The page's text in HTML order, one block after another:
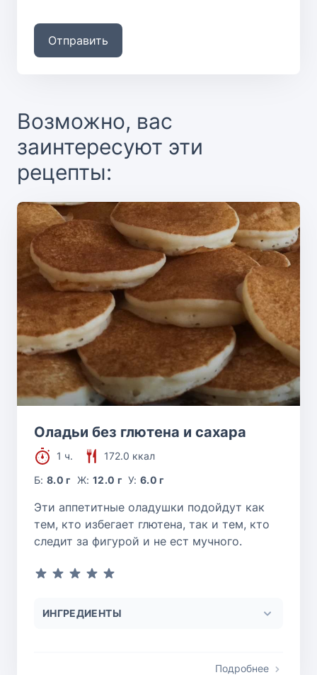
Отправить
Возможно, вас
заинтересуют эти
рецепты:
Оладьи без глютена и сахара
1 ч.
172.0 ккал
Б:8.0 г Ж: 12.0 г У:6.0 г
Эти аппетитные оладушки подойдут как
тем, кто избегает глютена, так и тем, кто
следит за фигурой и не ест мучного.
ИНГРЕДИЕНТЫ
Подробнее